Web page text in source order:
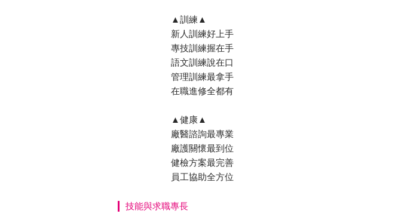
▲訓練▲
新人訓練好上手
專技訓練握在手
語文訓練說在口
管理訓練最拿手
在職進修全都有
▲健康▲
廠醫諮詢最專業
廠護關懷最到位
健檢方案最完善
員工協助全方位
技能與求職專長